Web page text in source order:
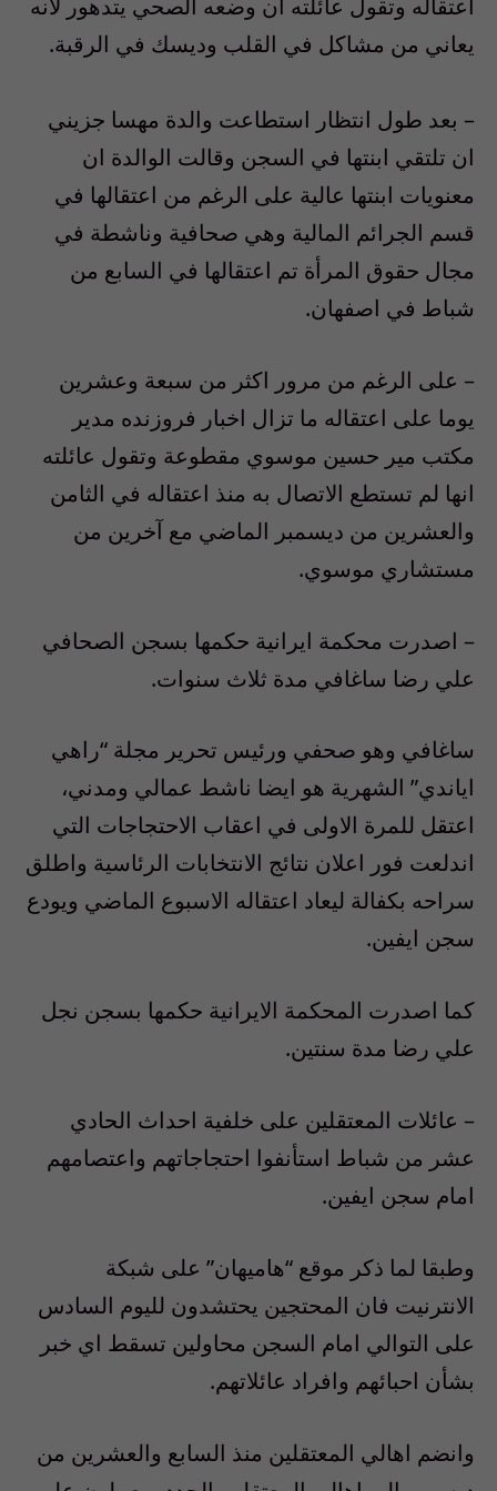
اعتقاله وتقول عائلته ان وضعه الصحي يتدهور لانه
يعاني من مشاكل في القلب وديسك في الرقبة.
– بعد طول انتظار استطاعت والدة مهسا جزيني
ان تلتقي ابنتها في السجن وقالت الوالدة ان
معنويات ابنتها عالية على الرغم من اعتقالها في
قسم الجرائم المالية وهي صحافية وناشطة في
مجال حقوق المرأة تم اعتقالها في السابع من
شباط في اصفهان.
– على الرغم من مرور اكثر من سبعة وعشرين
يوما على اعتقاله ما تزال اخبار فروزنده مدير
مكتب مير حسين موسوي مقطوعة وتقول عائلته
انها لم تستطع الاتصال به منذ اعتقاله في الثامن
والعشرين من ديسمبر الماضي مع آخرين من
مستشاري موسوي.
– اصدرت محكمة ايرانية حكمها بسجن الصحافي
علي رضا ساغافي مدة ثلاث سنوات.
ساغافي وهو صحفي ورئيس تحرير مجلة “راهي
اياندي” الشهرية هو ايضا ناشط عمالي ومدني،
اعتقل للمرة الاولى في اعقاب الاحتجاجات التي
اندلعت فور اعلان نتائج الانتخابات الرئاسية واطلق
سراحه بكفالة ليعاد اعتقاله الاسبوع الماضي ويودع
سجن ايفين.
كما اصدرت المحكمة الايرانية حكمها بسجن نجل
علي رضا مدة سنتين.
– عائلات المعتقلين على خلفية احداث الحادي
عشر من شباط استأنفوا احتجاجاتهم واعتصامهم
امام سجن ايفين.
وطبقا لما ذكر موقع “هاميهان” على شبكة
الانترنيت فان المحتجين يحتشدون لليوم السادس
على التوالي امام السجن محاولين تسقط اي خبر
بشأن احبائهم وافراد عائلاتهم.
وانضم اهالي المعتقلين منذ السابع والعشرين من